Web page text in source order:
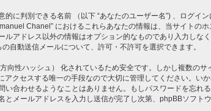
に判別できる名前 （以下 “あなたのユーザー名”) 、ログイ
Chanel” におけるこれらあなたの情報は、当サイト
ルアドレス以外の情報はオプション的なものであり入力し
自動送信メールについて、許可・不許可を選択できます。
向性ハッシュ） 化されているため安全です。しかし複数の
アクセスする唯一の手段なので大切に管理してください。
い合わせるようなことはありません。もしパスワードを忘れ
とメールアドレスを入力し送信が完了し次第、phpBBソフト